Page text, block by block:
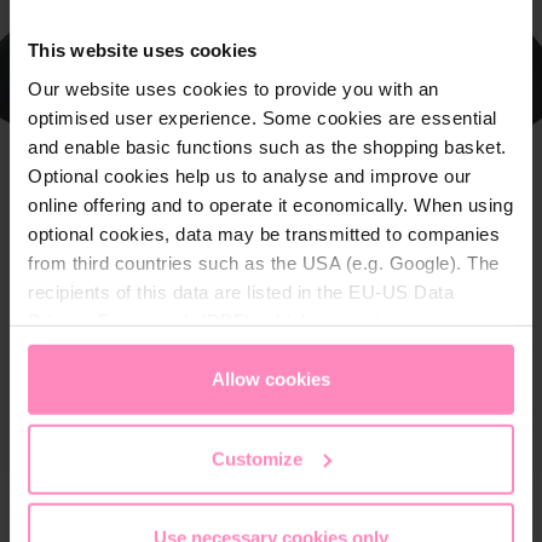
This website uses cookies
Our website uses cookies to provide you with an
optimised user experience. Some cookies are essential
and enable basic functions such as the shopping basket.
Optional cookies help us to analyse and improve our
online offering and to operate it economically. When using
optional cookies, data may be transmitted to companies
from third countries such as the USA (e.g. Google). The
recipients of this data are listed in the EU-US Data
appropriate level of data protection. You canaccept all
only allow necessary cookies
access and change your chosen setting at any time in
Allow cookies
Customize
Use necessary cookies only